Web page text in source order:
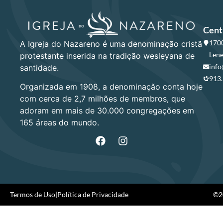
A Igreja do Nazareno é uma denominação cristã
protestante inserida na tradição wesleyana de
santidade.
Organizada em 1908, a denominação conta hoje
com cerca de 2,7 milhões de membros, que
adoram em mais de 30.000 congregações em
165 áreas do mundo.
Termos de Uso|Política de Privacidade